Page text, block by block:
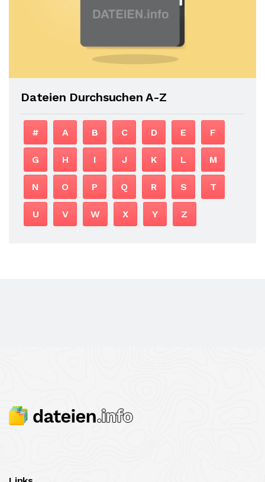
Dateien Durchsuchen A-Z
# A B C D E F
G H I J K L M
N O P Q R S T
U V W X Y Z